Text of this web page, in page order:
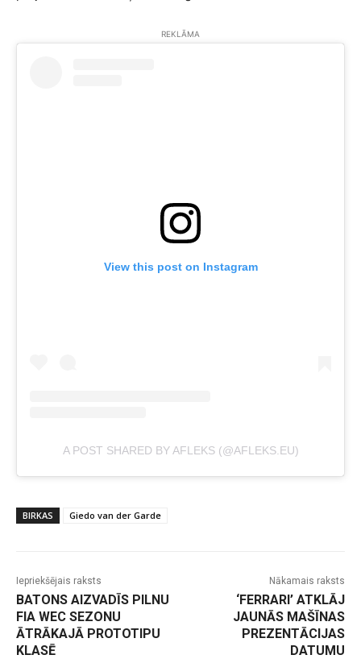
REKLĀMA
View this post on Instagram
A POST SHARED BY AFLEKS (@AFLEKS.EU)
BIRKAS Giedo van der Garde
Iepriekšējais raksts
BATONS AIZVADĪS PILNU
FIA WEC SEZONU
ĀTRĀKAJĀ PROTOTIPU
KLASĒ
Nākamais raksts
‘FERRARI’ ATKLĀJ
JAUNĀS MAŠĪNAS
PREZENTĀCIJAS
DATUMU